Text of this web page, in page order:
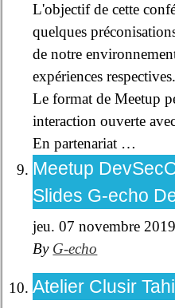
L'objectif de cette
quelques
de notre
expériences respectives.
Le format de Meetup
interaction ouverte
En partenariat …
Meetup
Slides G-echo
jeu. 07 novembre 2019
By G-echo
Atelier Clusir